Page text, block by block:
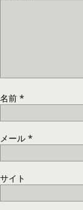
名前 *
メール *
サイト